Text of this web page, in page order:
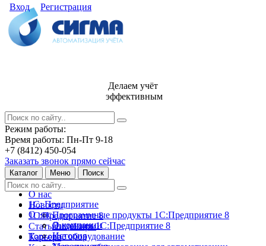
Вход Регистрация
Делаем учёт
эффективным
Режим работы:
Время работы: Пн-Пт 9-18
+7 (8412) 450-054
Заказать звонок прямо сейчас
Каталог Меню Поиск
О нас
Новости
1С:Предприятие 8
Статьи и обзоры
Карьера
1С: Предприятие
Программные продукты 1С:Предприятие 8
Лицензии 1С:Предприятие 8
Торговое оборудование
О нас
О компании
История